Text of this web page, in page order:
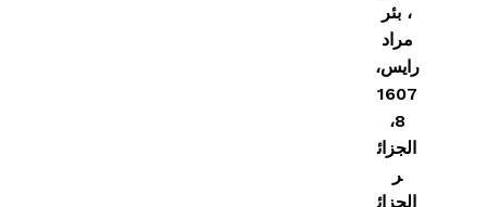
، بئر
مراد
رايس،
1607
8،
الجزائ
ر
الجزائ